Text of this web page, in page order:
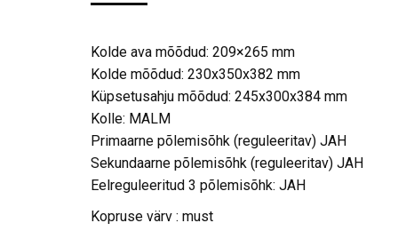
Kolde ava mõõdud: 209×265 mm
Kolde mõõdud: 230x350x382 mm
Küpsetusahju mõõdud: 245x300x384 mm
Kolle: MALM
Primaarne põlemisõhk (reguleeritav) JAH
Sekundaarne põlemisõhk (reguleeritav) JAH
Eelreguleeritud 3 põlemisõhk: JAH
Kopruse värv : must